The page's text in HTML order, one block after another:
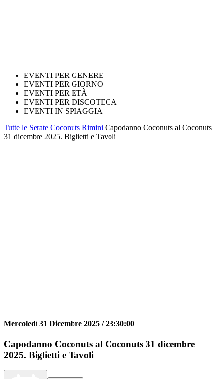
EVENTI PER GENERE
EVENTI PER GIORNO
EVENTI PER ETÀ
EVENTI PER DISCOTECA
EVENTI IN SPIAGGIA
Tutte le Serate Coconuts Rimini Capodanno Coconuts al Coconuts
31 dicembre 2025. Biglietti e Tavoli
Mercoledì 31 Dicembre 2025 /23:30:00
Capodanno Coconuts al Coconuts 31 dicembre
2025. Biglietti e Tavoli